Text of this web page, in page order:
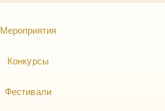
Мероприятия
Конкурсы
Фестивали